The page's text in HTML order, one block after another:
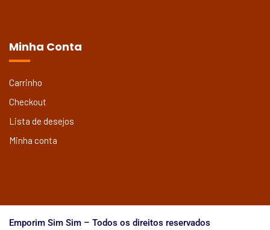
Minha Conta
Carrinho
Checkout
Lista de desejos
Minha conta
Emporim Sim Sim – Todos os direitos reservados